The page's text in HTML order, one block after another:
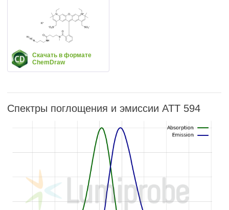
Скачать в формате
ChemDraw
Спектры поглощения и эмиссии ATT 594